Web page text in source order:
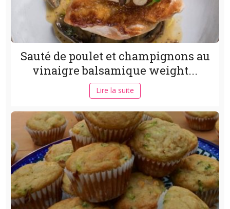
Sauté de poulet et champignons au
vinaigre balsamique weight...
Lire la suite